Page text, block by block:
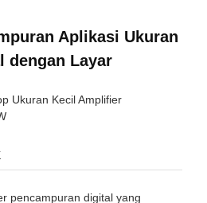
Aplikasi Ukuran
dengan Layar
Ukuran Kecil Amplifier
pencampuran digital yang